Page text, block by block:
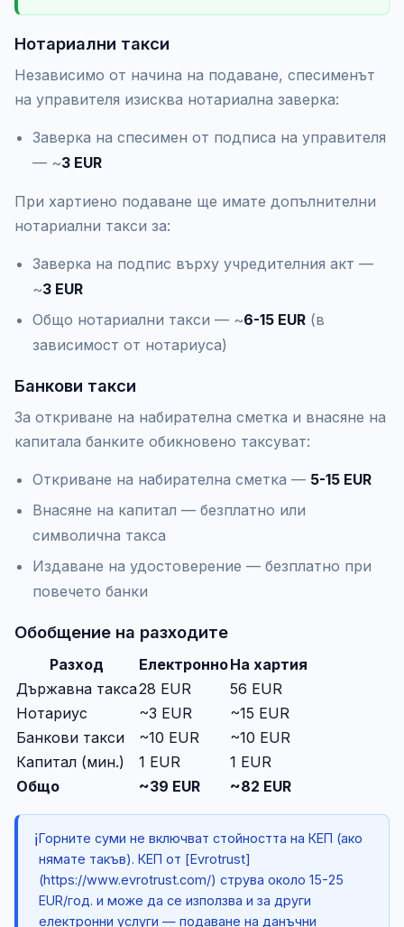
Нотариални такси
Независимо от начина на подаване, спесименът
на управителя изисква нотариална заверка:
Заверка на спесимен от подписа на управителя
— ~3 EUR
При хартиено подаване ще имате допълнителни
нотариални такси за:
Заверка на подпис върху учредителния акт —
~3 EUR
Общо нотариални такси — ~6-15 EUR (в
зависимост от нотариуса)
Банкови такси
За откриване на набирателна сметка и внасяне на
капитала банките обикновено таксуват:
Откриване на набирателна сметка — 5-15 EUR
Внасяне на капитал — безплатно или
символична такса
Издаване на удостоверение — безплатно при
повечето банки
Обобщение на разходите
Разход ЕлектронноНа хартия
Държавна такса28 EUR
56 EUR
Нотариус
~3 EUR
~15 EUR
Банкови такси
~10 EUR
~10 EUR
Капитал (мин.)
1 EUR
1 EUR
Общо
~39 EUR ~82 EUR
ℹ️Горните суми не включват стойността на КЕП (ако
нямате такъв). КЕП от [Evrotrust]
(https://www.evrotrust.com/) струва около 15-25
EUR/год. и може да се използва и за други
електронни услуги — подаване на данъчни